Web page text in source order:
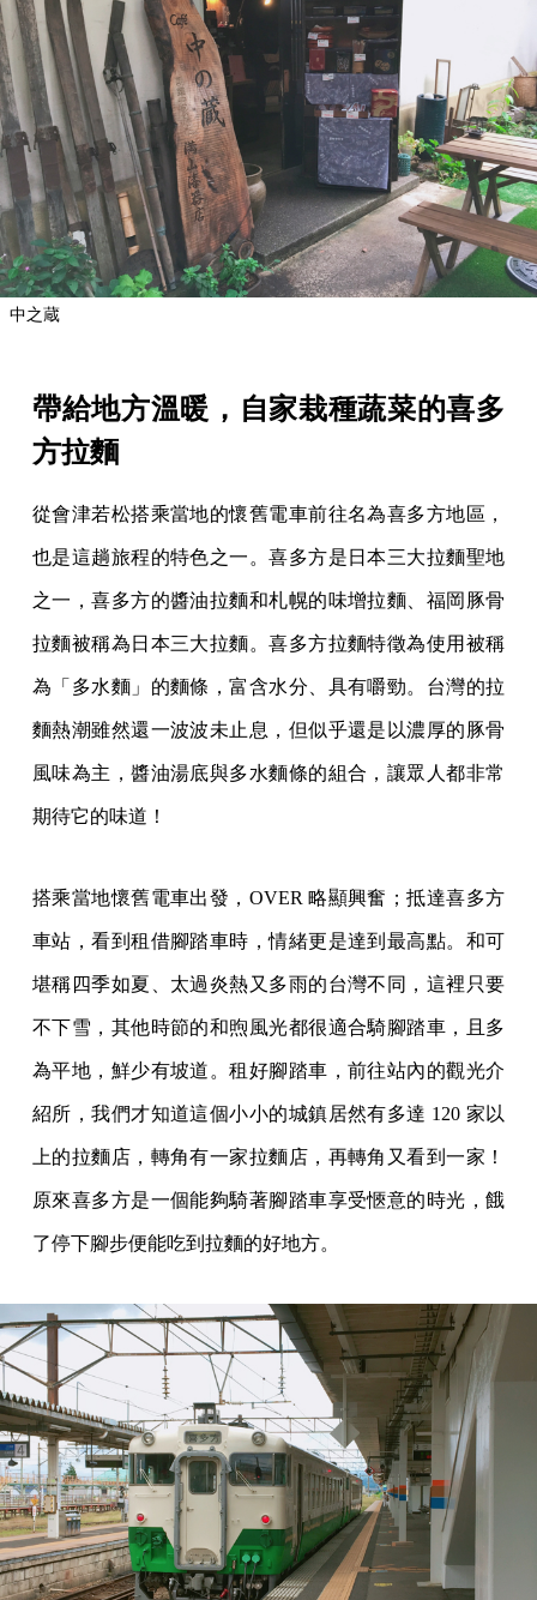
中之蔵
帶給地方溫暖，自家栽種蔬菜的喜多
方拉麵
從會津若松搭乘當地的懷舊電車前往名為喜多方地區，
也是這趟旅程的特色之一。喜多方是日本三大拉麵聖地
之一，喜多方的醬油拉麵和札幌的味增拉麵、福岡豚骨
拉麵被稱為日本三大拉麵。喜多方拉麵特徵為使用被稱
為「多水麵」的麵條，富含水分、具有嚼勁。台灣的拉
麵熱潮雖然還一波波未止息，但似乎還是以濃厚的豚骨
風味為主，醬油湯底與多水麵條的組合，讓眾人都非常
期待它的味道！
搭乘當地懷舊電車出發，OVER 略顯興奮；抵達喜多方
車站，看到租借腳踏車時，情緒更是達到最高點。和可
堪稱四季如夏、太過炎熱又多雨的台灣不同，這裡只要
不下雪，其他時節的和煦風光都很適合騎腳踏車，且多
為平地，鮮少有坡道。租好腳踏車，前往站內的觀光介
紹所，我們才知道這個小小的城鎮居然有多達 120 家以
上的拉麵店，轉角有一家拉麵店，再轉角又看到一家！
原來喜多方是一個能夠騎著腳踏車享受愜意的時光，餓
了停下腳步便能吃到拉麵的好地方。